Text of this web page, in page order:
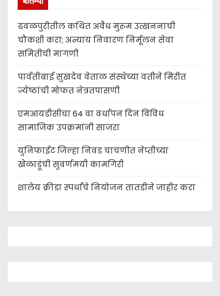
ढवळपुरीतील कथित अवैध मुरूम उत्खननाची
चौकशी करा; अन्याय निवारण निर्मूलन सेवा
समितीची मागणी
पार्वतीबाई सुखदेव वेताळ संस्थेच्या वतीने मिरीत
ज्येष्ठांची मोफत नेत्रतपासणी
एमआयडीसीचा 64 वा वर्धापन दिन विविध
सामाजिक उपक्रमांनी साजरा
युनिफाईट जिल्हा निवड चाचणीत नेप्तीच्या
खेळाडूंची सुवर्णमयी कामगिरी
शालेय क्रीडा स्पर्धांचे नियोजन तातडीने जाहीर करा